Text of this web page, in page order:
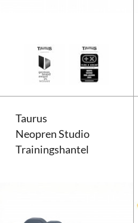
Taurus
Neopren Studio
Trainingshantel